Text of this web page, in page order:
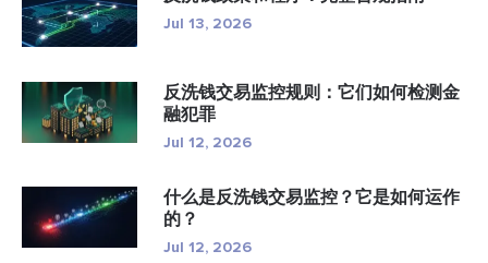
Jul 13, 2026
反洗钱交易监控规则：它们如何检测金
融犯罪
Jul 12, 2026
什么是反洗钱交易监控？它是如何运作
的？
Jul 12, 2026